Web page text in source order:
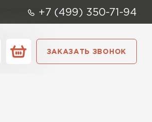
+7 (499) 350-71-94
ЗАКАЗАТЬ ЗВОНОК